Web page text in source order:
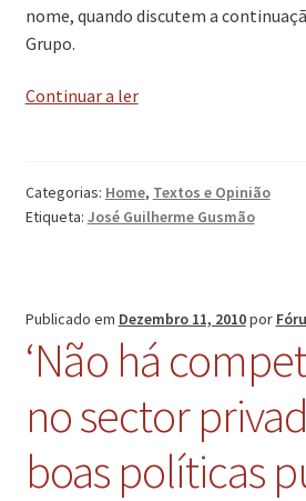
nome, quando discutem a
Grupo.
Continuar a ler‘Galilei,
Categorias: Home, Textos e Opinião
Etiqueta: José Guilherme Gusmão
Publicado em Dezembro 11, 2010por
‘Não há
no sector
boas políticas